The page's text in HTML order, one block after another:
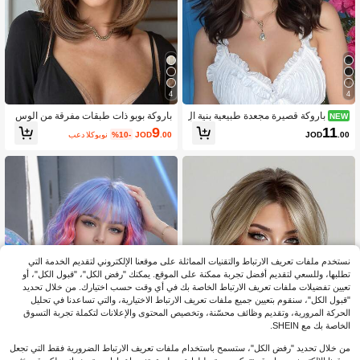
4
NEW باروكة قصيرة مجعدة طبيعية بنية ال
لون 14 بوصة للنساء، بفرق وسطي، من أ
لياف صناعية مقاومة للحرارة، مناسبة للح
JOD11.00
7
4
باروكة بوبو ذات طبقات مفرقة من الوس
ط بطول 10 بوصة، مناسبة للارتداء اليوم
ي في الصيف، الحفلات، التنكر، مهرجانا
يات
JOD9.00
%10- بعد الكوبون
نستخدم ملفات تعريف الارتباط والتقنيات المماثلة على موقعنا الإلكتروني لتقديم الخدمة التي
تطلبها، وللسعي لتقديم أفضل تجربة ممكنة على الموقع. يمكنك "رفض الكل"، "قبول الكل"، أو
تعيين تفضيلات ملفات تعريف الارتباط الخاصة بك في أي وقت حسب اختيارك. من خلال تحديد
"قبول الكل"، سنقوم بتعيين جميع ملفات تعريف الارتباط الاختيارية، والتي تساعدنا في تحليل
الحركة المرورية، وتقديم وظائف محسّنة، وتخصيص المحتوى والإعلانات لتكملة تجربة التسوق
الخاصة بك مع SHEIN.
من خلال تحديد "رفض الكل"، ستسمح باستخدام ملفات تعريف الارتباط الضرورية فقط التي تجعل